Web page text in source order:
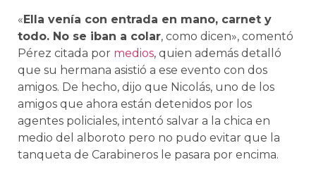
« Ella venía con entrada en mano, carnet y
todo. No se iban a colar, como dicen», comentó
Pérez citada por medios, quien además detalló
que su hermana asistió a ese evento con dos
amigos. De hecho, dijo que Nicolás, uno de los
amigos que ahora están detenidos por los
agentes policiales, intentó salvar a la chica en
medio del alboroto pero no pudo evitar que la
tanqueta de Carabineros le pasara por encima.